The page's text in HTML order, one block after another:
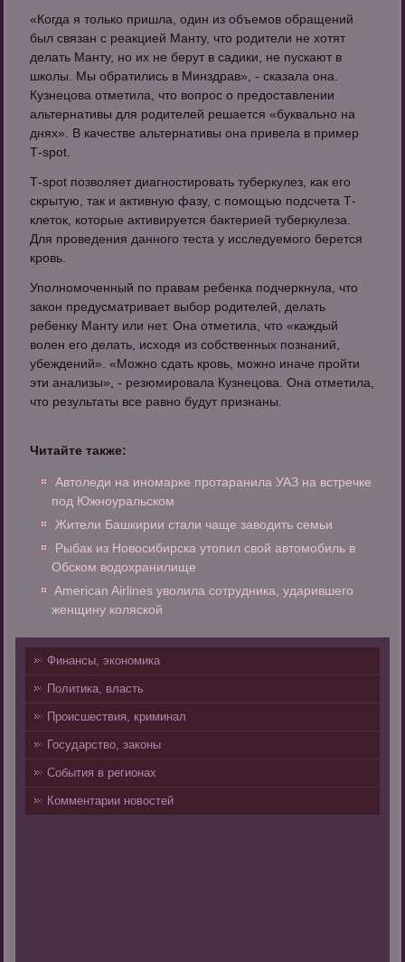
«Когда я только пришла, один из объемов обращений
был связан с реакцией Манту, что родители не хотят
делать Манту, но их не берут в садики, не пускают в
школы. Мы обратились в Минздрав», - сказала она.
Кузнецова отметила, что вопрос о предоставлении
альтернативы для родителей решается «буквально на
днях». В качестве альтернативы она привела в пример
Т-spot.
Т-spot позволяет диагностировать туберкулез, как его
скрытую, так и активную фазу, с помощью подсчета Т-
клеток, которые активируется бактерией туберкулеза.
Для проведения данного теста у исследуемого берется
кровь.
Уполномоченный по правам ребенка подчеркнула, что
закон предусматривает выбор родителей, делать
ребенку Манту или нет. Она отметила, что «каждый
волен его делать, исходя из собственных познаний,
убеждений». «Можно сдать кровь, можно иначе пройти
эти анализы», - резюмировала Кузнецова. Она отметила,
что результаты все равно будут признаны.
Читайте также:
Автоледи на иномарке протаранила УАЗ на встречке
под Южноуральском
Жители Башкирии стали чаще заводить семьи
Рыбак из Новосибирска утопил свой автомобиль в
Обском водохранилище
American Airlines уволила сотрудника, ударившего
женщину коляской
Финансы, экономика
Политика, власть
Происшествия, криминал
Государство, законы
События в регионах
Комментарии новостей